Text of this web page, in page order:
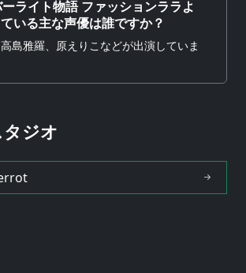
ーライト物語 ファッションララよ
いる主な声優は誰ですか？
島雅羅、原えりこなどが出演していま
ジオ